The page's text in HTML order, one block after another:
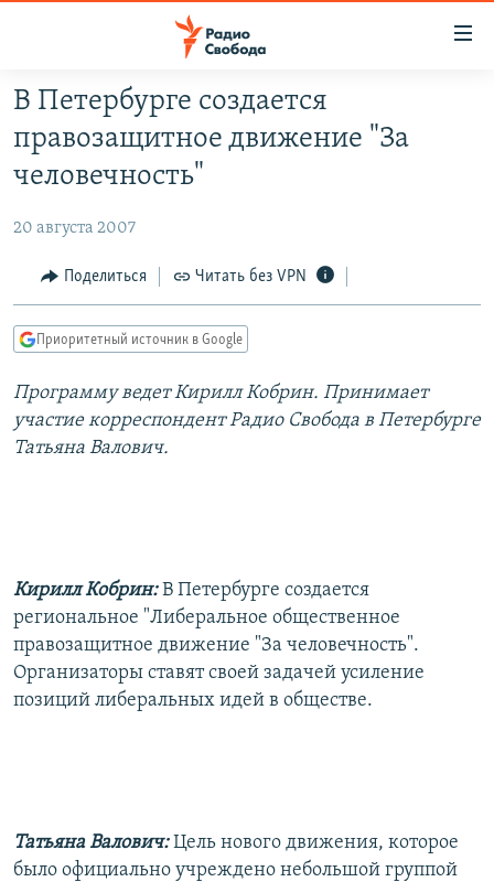
упрощенного
доступа
основному
Вернутся
главной
навигации
Вернутся
поиску
ПРОГРАММЫ
ПОДКАСТЫ
ЦИТАТЫ СВОБОДЫ
МНЕНИЯ
IDEL.РЕАЛИИ
КАВКАЗ.РЕАЛИИ
СЕВЕР.РЕАЛИИ
СОЦИАЛЬНЫЕ СЕТИ
В Петербурге создается
правозащитное движение "За
человечность"
20 августа 2007
Поделиться Читать без VPN
Приоритетный источник в Google
Программу ведет Кирилл Кобрин. Принимает
участие корреспондент Радио Свобода в Петербурге
Татьяна Валович.
Кирилл Кобрин: В Петербурге создается
региональное "Либеральное общественное
правозащитное движение "За человечность".
Организаторы ставят своей задачей усиление
позиций либеральных идей в обществе.
Татьяна Валович: Цель нового движения, которое
было официально учреждено небольшой группой